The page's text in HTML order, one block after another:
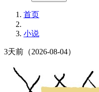
首页
小说
3天前 （2026-08-04）